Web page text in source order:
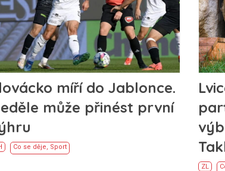
míří do Jablonce.
může přinést první
Co se děje, Sport
ZL